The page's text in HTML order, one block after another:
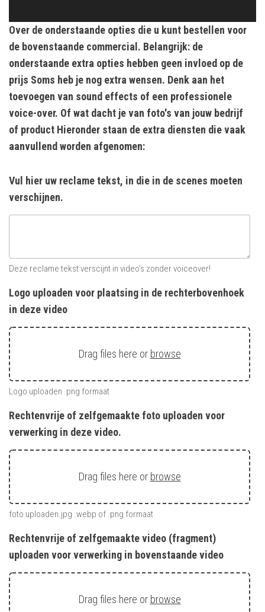
Over de onderstaande opties die u kunt bestellen voor
de bovenstaande commercial. Belangrijk: de
onderstaande extra opties hebben geen invloed op de
prijs Soms heb je nog extra wensen. Denk aan het
toevoegen van sound effects of een professionele
voice-over. Of wat dacht je van foto's van jouw bedrijf
of product Hieronder staan de extra diensten die vaak
aanvullend worden afgenomen:
Vul hier uw reclame tekst, in die in de scenes moeten
verschijnen.
Deze reclame tekst verscijnt in video's zonder voiceover!
Logo uploaden voor plaatsing in de rechterbovenhoek
in deze video
Drag files here or browse
Logo uploaden .png formaat
Rechtenvrije of zelfgemaakte foto uploaden voor
verwerking in deze video.
Drag files here or browse
foto uploaden.jpg .webp of .png formaat
Rechtenvrije of zelfgemaakte video (fragment)
uploaden voor verwerking in bovenstaande video
Drag files here or browse